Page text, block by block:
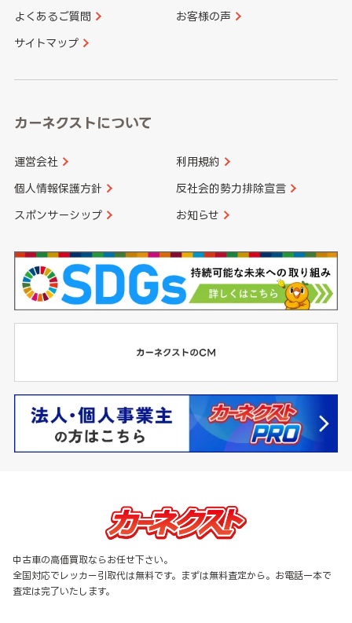
香川県 愛媛県
大分県 宮崎県
よくあるご質問 お客様の声
サイトマップ
カーネクストについて
運営会社 利用規約
個人情報保護方針 反社会的勢力排除宣言
スポンサーシップ お知らせ
中古車の高価買取ならお任せ下さい。
全国対応でレッカー引取代は無料です。まずは無料査定から。お電話一本で
査定は完了いたします。